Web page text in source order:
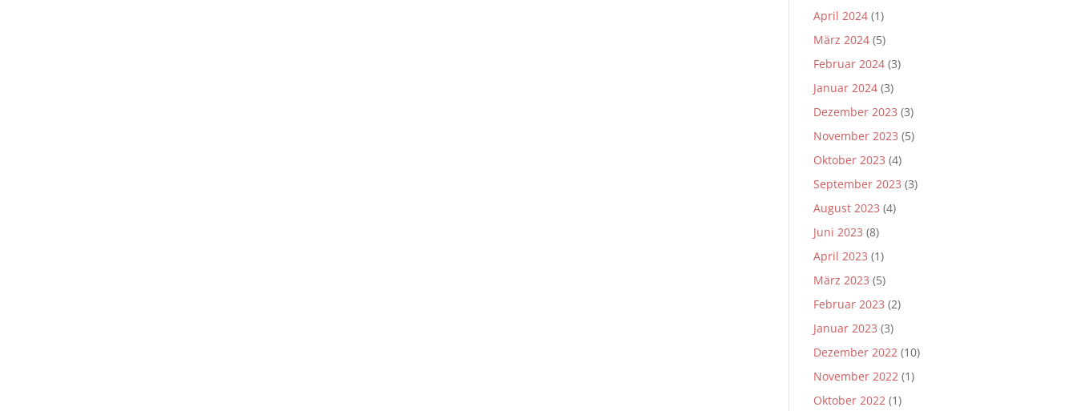
April 2024 (1)
März 2024 (5)
Februar 2024 (3)
Januar 2024 (3)
Dezember 2023 (3)
November 2023 (5)
Oktober 2023 (4)
September 2023 (3)
August 2023 (4)
Juni 2023 (8)
April 2023 (1)
März 2023 (5)
Februar 2023 (2)
Januar 2023 (3)
Dezember 2022 (10)
November 2022 (1)
Oktober 2022 (1)